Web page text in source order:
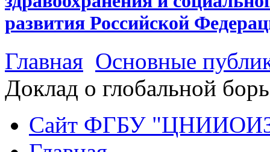
Главная Основные
Доклад о глобальной
Сайт ФГБУ